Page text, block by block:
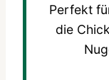
Perfekt
die